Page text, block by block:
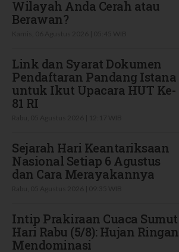
Wilayah Anda Cerah atau
Berawan?
Link dan Syarat Dokumen
Pendaftaran Pandang Istana
untuk Ikut Upacara HUT Ke-
81 RI
Sejarah Hari Keantariksaan
Nasional Setiap 6 Agustus
dan Cara Merayakannya
Intip Prakiraan Cuaca Sumut
Hari Rabu (5/8): Hujan Ringan
Mendominasi